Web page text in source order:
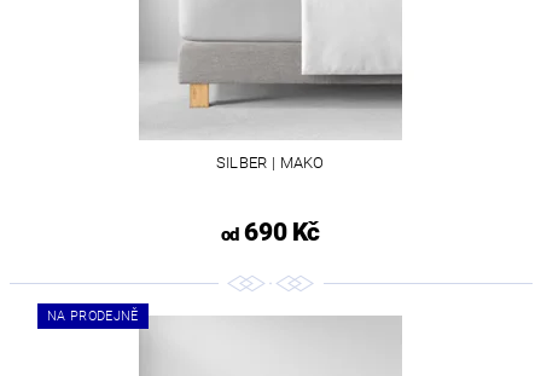
SILBER | MAKO
od690 Kč
NA PRODEJNĚ